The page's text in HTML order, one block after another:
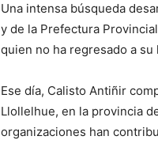
Una intensa búsqueda
y de la Prefectura
quien no ha regresado a
Ese día, Calisto Antiñir
Llollelhue, en la provincia
organizaciones han